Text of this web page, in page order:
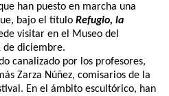
han puesto en marcha una
bajo el título Refugio, la
visitar en el Museo del
de diciembre.
canalizado por los profesores,
Zarza Núñez, comisarios de la
En el ámbito escultórico, han